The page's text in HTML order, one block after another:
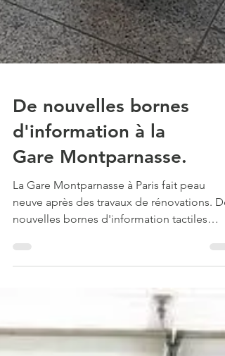
De nouvelles bornes
d'information à la
Gare Montparnasse.
La Gare Montparnasse à Paris fait peau
nouvelles bornes d'information tactiles
guident les usager